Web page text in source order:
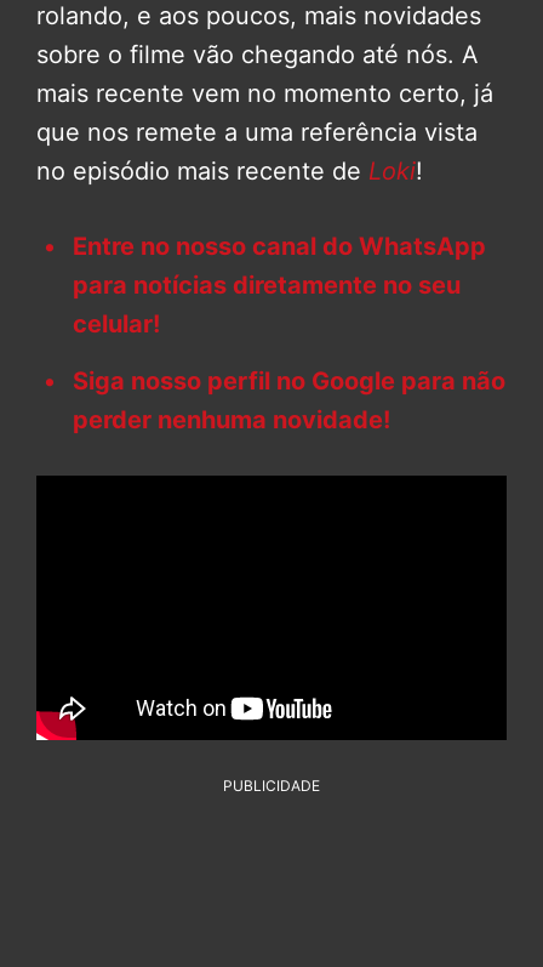
rolando, e aos poucos, mais novidades
sobre o filme vão chegando até nós. A
mais recente vem no momento certo, já
que nos remete a uma referência vista
no episódio mais recente de Loki!
Entre no nosso canal do WhatsApp
para notícias diretamente no seu
celular!
Siga nosso perfil no Google para não
perder nenhuma novidade!
PUBLICIDADE